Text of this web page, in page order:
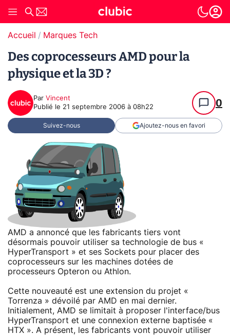
Accueil Marques Tech
Des coprocesseurs AMD pour la
physique et la 3D ?
Par Vincent
Publié le 21 septembre 2006 à 08h22 0
Suivez-nous Ajoutez-nous en favori
AMD a annoncé que les fabricants tiers vont
désormais pouvoir utiliser sa technologie de bus «
HyperTransport » et ses Sockets pour placer des
coprocesseurs sur les machines dotées de
processeurs Opteron ou Athlon.
Cette nouveauté est une extension du projet «
Torrenza » dévoilé par AMD en mai dernier.
Initialement, AMD se limitait à proposer l'interface/bus
HyperTransport et une connexion externe baptisée «
HTX ». A présent, les fabricants vont pouvoir utiliser